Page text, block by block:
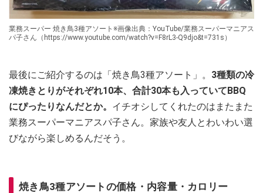
業務スーパー 焼き鳥3種アソート※画像出典：YouTube/業務スーパーマニアス
パ子さん（https://www.youtube.com/watch?v=F8rL3-Q9djo&t=731s）
最後にご紹介するのは「焼き鳥3種アソート」。 3種類の冷
凍焼きとりがそれぞれ10本、合計30本も入っていてBBQ
にぴったりなんだとか。 イチオシしてくれたのはまたまた
業務スーパーマニアスパ子さん。家族や友人とわいわい選
びながら楽しめるんだそう。
焼き鳥3種アソートの価格・内容量・カロリー